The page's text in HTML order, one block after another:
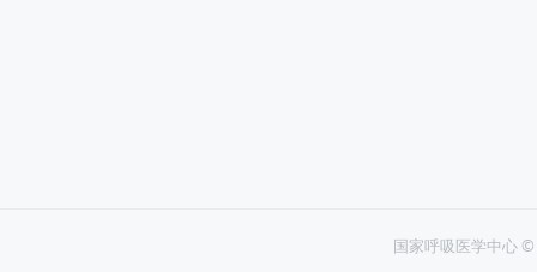
国家呼吸医学中心